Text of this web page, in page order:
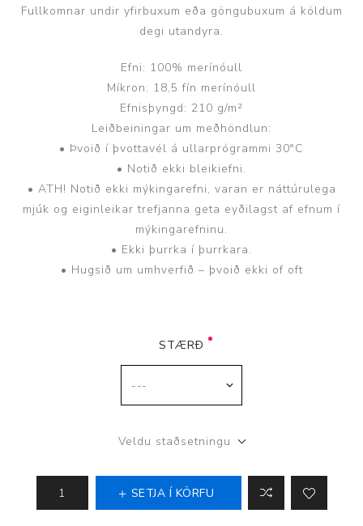
Fullkomnar undir yfirbuxum eða göngubuxum á köldum
degi utandyra.
Efni: 100% merínóull
Míkron: 18,5 fín merínóull
Efnisþyngd: 210 g/m²
Leiðbeiningar um meðhöndlun:
• Þvoið í þvottavél á ullarprógrammi 30°C
• Notið ekki bleikiefni.
• ATH! Notið ekki mýkingarefni, varan er náttúrulega
mjúk og eiginleikar trefjanna geta eyðilagst af efnum í
mýkingarefninu.
• Ekki þurrka í þurrkara.
• Hugsið um umhverfið – þvoið ekki of oft
STÆRÐ
Veldu staðsetningu
SETJA Í KÖRFU